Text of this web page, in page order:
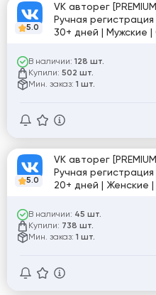
5.0
VK авторег
Ручная
30+ дней | Мужские
В наличии: 128 шт.
Купили: 502 шт.
Мин. заказ: 1 шт.
5.0
VK авторег
Ручная
20+ дней | Женские
В наличии: 45 шт.
Купили: 738 шт.
Мин. заказ: 1 шт.